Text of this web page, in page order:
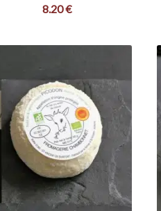
8.20€